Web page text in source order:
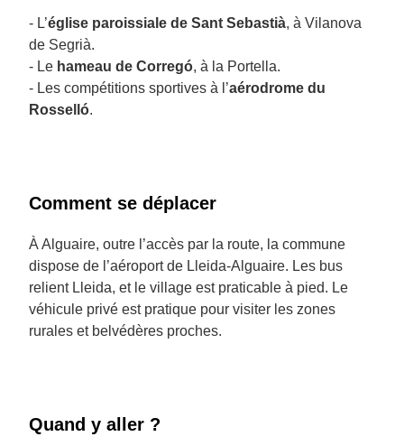
- L’église paroissiale de Sant Sebastià, à Vilanova
de Segrià.
- Le hameau de Corregó, à la Portella.
- Les compétitions sportives à l’aérodrome du
Rosselló.
Comment se déplacer
À Alguaire, outre l’accès par la route, la commune
dispose de l’aéroport de Lleida-Alguaire. Les bus
relient Lleida, et le village est praticable à pied. Le
véhicule privé est pratique pour visiter les zones
rurales et belvédères proches.
Quand y aller ?